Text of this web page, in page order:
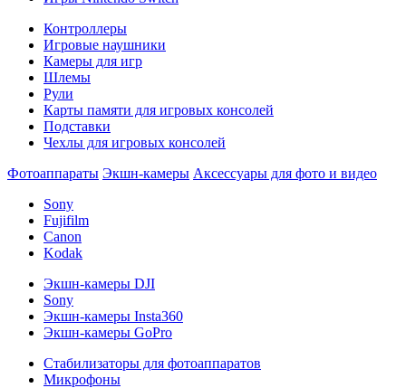
Контроллеры
Игровые наушники
Камеры для игр
Шлемы
Рули
Карты памяти для игровых консолей
Подставки
Чехлы для игровых консолей
Фотоаппараты Экшн-камеры Аксессуары для фото и видео
Sony
Fujifilm
Canon
Kodak
Экшн-камеры DJI
Sony
Экшн-камеры Insta360
Экшн-камеры GoPro
Стабилизаторы для фотоаппаратов
Микрофоны